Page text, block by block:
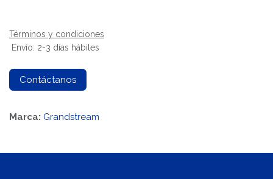
Términos y condiciones
Envío: 2-3 días hábiles
Contáctanos
Marca: Grandstream